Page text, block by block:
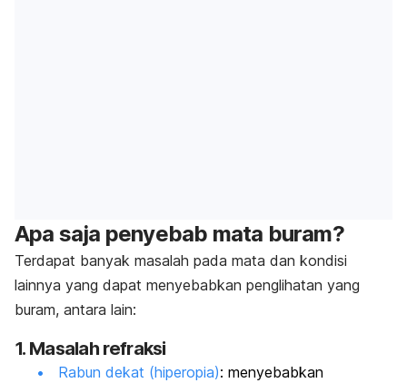
Apa saja penyebab mata buram?
Terdapat banyak masalah pada mata dan kondisi
lainnya yang dapat menyebabkan penglihatan yang
buram, antara lain:
1. Masalah refraksi
Rabun dekat (hiperopia): menyebabkan